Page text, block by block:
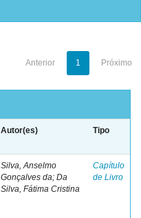
Anterior 1 Próximo
Autor(es) Tipo
Silva, Anselmo
Gonçalves da; Da
Silva, Fátima Cristina
Capítulo
de Livro